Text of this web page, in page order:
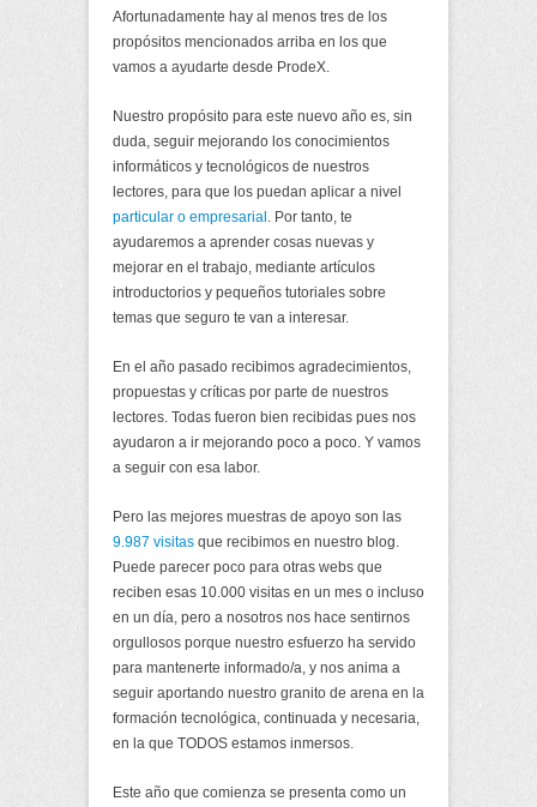
Afortunadamente hay al menos tres de los
propósitos mencionados arriba en los que
vamos a ayudarte desde ProdeX.
Nuestro propósito para este nuevo año es, sin
duda, seguir mejorando los conocimientos
informáticos y tecnológicos de nuestros
lectores, para que los puedan aplicar a nivel
particular o empresarial . Por tanto, te
ayudaremos a aprender cosas nuevas y
mejorar en el trabajo, mediante artículos
introductorios y pequeños tutoriales sobre
temas que seguro te van a interesar.
En el año pasado recibimos agradecimientos,
propuestas y críticas por parte de nuestros
lectores. Todas fueron bien recibidas pues nos
ayudaron a ir mejorando poco a poco. Y vamos
a seguir con esa labor.
Pero las mejores muestras de apoyo son las
9.987 visitas que recibimos en nuestro blog.
Puede parecer poco para otras webs que
reciben esas 10.000 visitas en un mes o incluso
en un día, pero a nosotros nos hace sentirnos
orgullosos porque nuestro esfuerzo ha servido
para mantenerte informado/a, y nos anima a
seguir aportando nuestro granito de arena en la
formación tecnológica, continuada y necesaria,
en la que TODOS estamos inmersos.
Este año que comienza se presenta como un